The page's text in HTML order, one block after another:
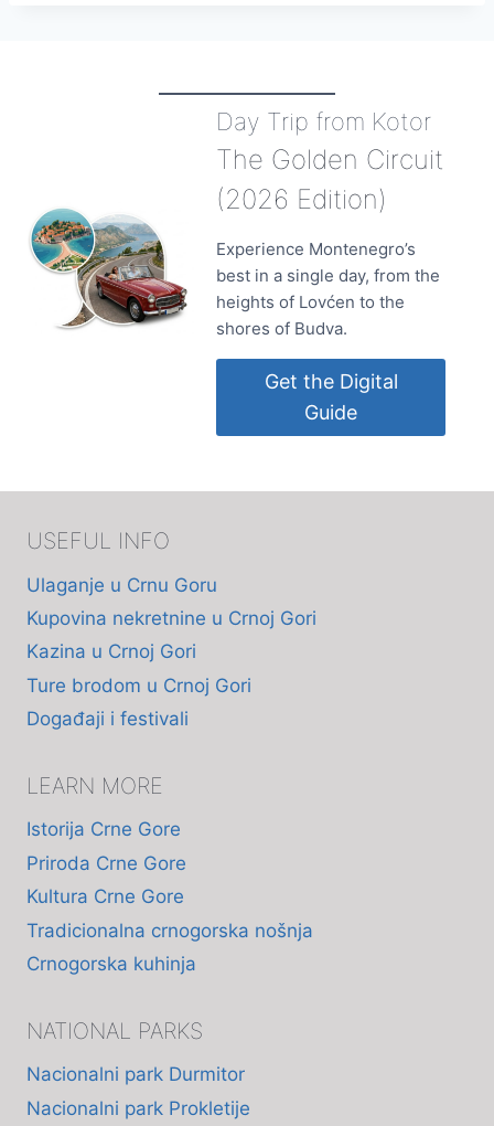
Day Trip from Kotor
The Golden Circuit
(2026 Edition)
Experience Montenegro’s
best in a single day, from the
heights of Lovćen to the
shores of Budva.
Get the Digital
Guide
USEFUL INFO
Ulaganje u Crnu Goru
Kupovina nekretnine u Crnoj Gori
Kazina u Crnoj Gori
Ture brodom u Crnoj Gori
Događaji i festivali
LEARN MORE
Istorija Crne Gore
Priroda Crne Gore
Kultura Crne Gore
Tradicionalna crnogorska nošnja
Crnogorska kuhinja
NATIONAL PARKS
Nacionalni park Durmitor
Nacionalni park Prokletije